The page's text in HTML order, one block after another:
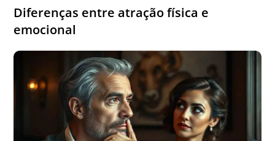
Diferenças entre atração física e
emocional